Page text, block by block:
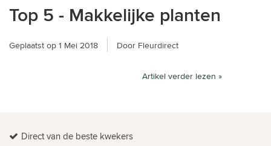
Top 5 - Makkelijke planten
Geplaatst op1 Mei 2018 Door Fleurdirect
Artikel verder lezen »
Direct van de beste kwekers